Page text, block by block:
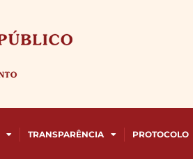
TRANSPARÊNCIA PROTOCOLO